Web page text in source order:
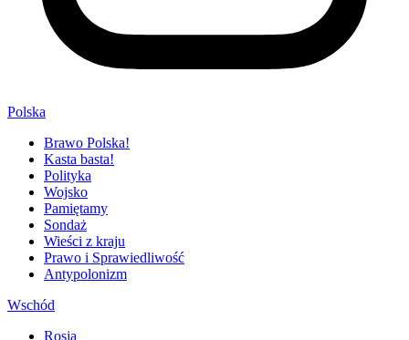
Polska
Brawo Polska!
Kasta basta!
Polityka
Wojsko
Pamiętamy
Sondaż
Wieści z kraju
Prawo i Sprawiedliwość
Antypolonizm
Wschód
Rosja